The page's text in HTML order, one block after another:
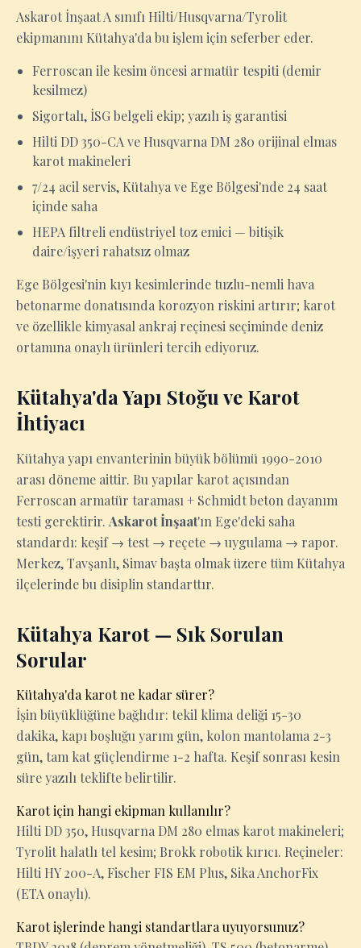
Askarot İnşaat A sınıfı Hilti/Husqvarna/Tyrolit
ekipmanını Kütahya'da bu işlem için seferber eder.
Ferroscan ile kesim öncesi armatür tespiti (demir
kesilmez)
Sigortalı, İSG belgeli ekip; yazılı iş garantisi
Hilti DD 350-CA ve Husqvarna DM 280 orijinal elmas
karot makineleri
7/24 acil servis, Kütahya ve Ege Bölgesi'nde 24 saat
içinde saha
HEPA filtreli endüstriyel toz emici — bitişik
daire/işyeri rahatsız olmaz
Ege Bölgesi'nin kıyı kesimlerinde tuzlu-nemli hava
betonarme donatısında korozyon riskini artırır; karot
ve özellikle kimyasal ankraj reçinesi seçiminde deniz
ortamına onaylı ürünleri tercih ediyoruz.
Kütahya'da Yapı Stoğu ve Karot
İhtiyacı
Kütahya yapı envanterinin büyük bölümü 1990-2010
arası döneme aittir. Bu yapılar karot açısından
Ferroscan armatür taraması + Schmidt beton dayanım
testi gerektirir. Askarot İnşaat'ın Ege'deki saha
standardı: keşif → test → reçete → uygulama → rapor.
Merkez, Tavşanlı, Simav başta olmak üzere tüm Kütahya
ilçelerinde bu disiplin standarttır.
Kütahya Karot — Sık Sorulan
Sorular
Kütahya'da karot ne kadar sürer?
İşin büyüklüğüne bağlıdır: tekil klima deliği 15-30
dakika, kapı boşluğu yarım gün, kolon mantolama 2-3
gün, tam kat güçlendirme 1-2 hafta. Keşif sonrası kesin
süre yazılı teklifte belirtilir.
Karot için hangi ekipman kullanılır?
Hilti DD 350, Husqvarna DM 280 elmas karot makineleri;
Tyrolit halatlı tel kesim; Brokk robotik kırıcı. Reçineler:
Hilti HY 200-A, Fischer FIS EM Plus, Sika AnchorFix
(ETA onaylı).
Karot işlerinde hangi standartlara uyuyorsunuz?